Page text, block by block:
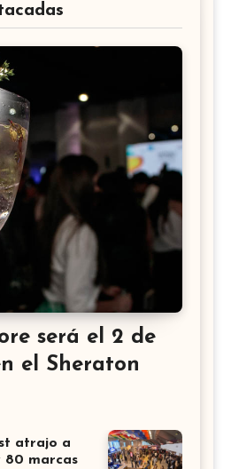
será el 2 de
el Sheraton
atrajo a
80 marcas